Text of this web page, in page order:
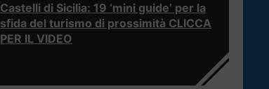
Castelli di Sicilia: 19 ‘mini guide’ per la
sfida del turismo di prossimità CLICCA
PER IL VIDEO